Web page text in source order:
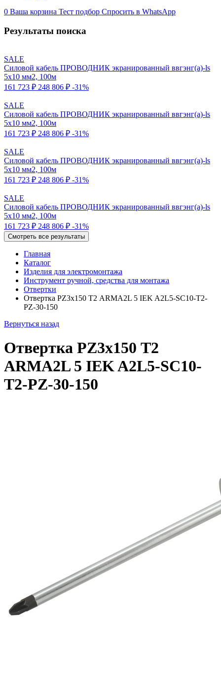
0 Ваша корзина Тест подбор Спросить в WhatsApp
Результаты поиска
SALE
Силовой кабель ПРОВОДНИК экранированный ввгэнг(a)-ls
5x10 мм2, 100м
161 723 ₽ 248 806 ₽ -31%
SALE
Силовой кабель ПРОВОДНИК экранированный ввгэнг(a)-ls
5x10 мм2, 100м
161 723 ₽ 248 806 ₽ -31%
SALE
Силовой кабель ПРОВОДНИК экранированный ввгэнг(a)-ls
5x10 мм2, 100м
161 723 ₽ 248 806 ₽ -31%
SALE
Силовой кабель ПРОВОДНИК экранированный ввгэнг(a)-ls
5x10 мм2, 100м
161 723 ₽ 248 806 ₽ -31%
Смотреть все результаты
Главная
Каталог
Изделия для электромонтажа
Инструмент ручной, средства для монтажа
Отвертки
Отвертка PZ3х150 Т2 ARMA2L 5 IEK A2L5-SC10-T2-
PZ-30-150
Вернуться назад
Отвертка PZ3х150 Т2
ARMA2L 5 IEK A2L5-SC10-
T2-PZ-30-150